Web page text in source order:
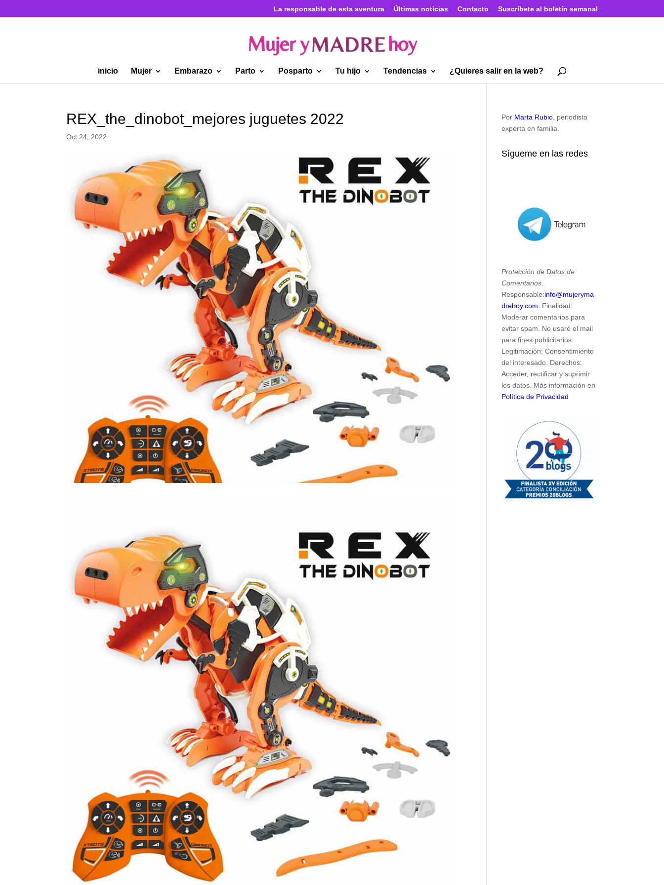
La responsable de esta aventura Últimas noticias Contacto Suscríbete al boletín semanal
inicio Mujer Embarazo Parto Posparto Tu hijo Tendencias ¿Quieres salir en la web?
REX_the_dinobot_mejores juguetes 2022
Oct 24, 2022
Por Marta Rubio , periodista
experta en familia.
Sígueme en las redes
Protección de Datos de
Comentarios
Responsable:info@mujeryma
drehoy.com.
Finalidad:
Moderar comentarios para
evitar spam. No usaré el mail
para fines publicitarios.
Legitimación: Consentimiento
del interesado. Derechos:
Acceder, rectificar y suprimir
los datos. Más información en
Política de Privacidad